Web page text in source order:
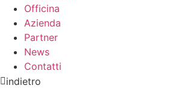
Officina
Azienda
Partner
News
Contatti
indietro